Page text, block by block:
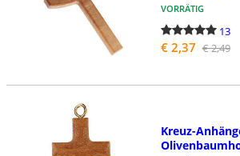
VORRÄTIG
13
€ 2,37 € 2,49
Kreuz-